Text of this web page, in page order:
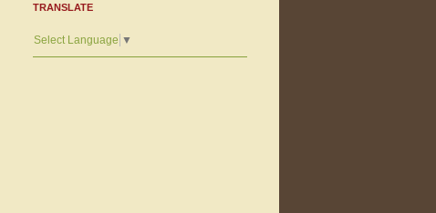
TRANSLATE
Select Language ▼